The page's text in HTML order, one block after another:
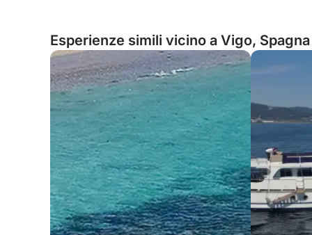
Esperienze simili vicino a Vigo, Spagna